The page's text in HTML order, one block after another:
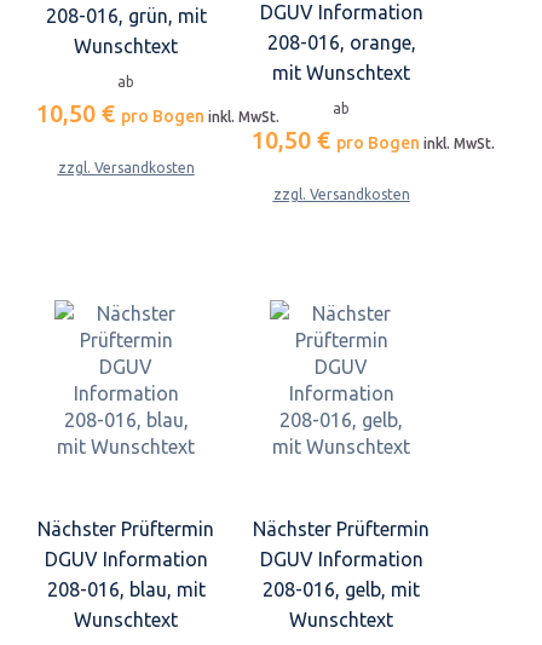
208-016, grün, mit
Wunschtext
ab
10,50 € pro Bogen inkl. MwSt.
zzgl. Versandkosten
DGUV Information
208-016, orange,
mit Wunschtext
ab
10,50 € pro Bogen inkl. MwSt.
zzgl. Versandkosten
Nächster Prüftermin
DGUV Information
208-016, blau, mit
Wunschtext
Nächster Prüftermin
DGUV Information
208-016, gelb, mit
Wunschtext